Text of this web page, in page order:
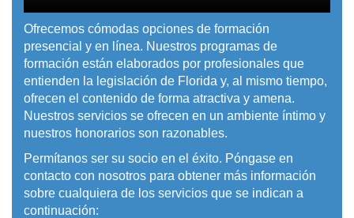
Ofrecemos cómodas opciones de formación
presencial y en línea. Nuestros programas de
formación están elaborados por profesionales que
entienden la legislación de Florida y, al mismo tiempo,
ofrecen el contenido de forma atractiva y amena.
Nuestros servicios se ofrecen en un ambiente íntimo y
nuestros honorarios son razonables.
Permítanos ser su socio en el éxito. Póngase en
contacto con nosotros para obtener más información
sobre cualquiera de los servicios que se indican a
continuación: